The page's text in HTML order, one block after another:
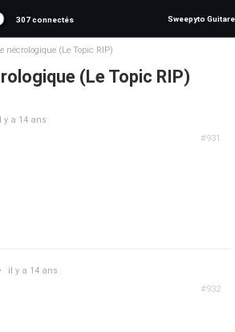
307 connectés Sweepyto Guitare
nécrologique (Le Topic RIP)
(Le Topic RIP)
#931
y a 14 ans
#932
• il y a 14 ans